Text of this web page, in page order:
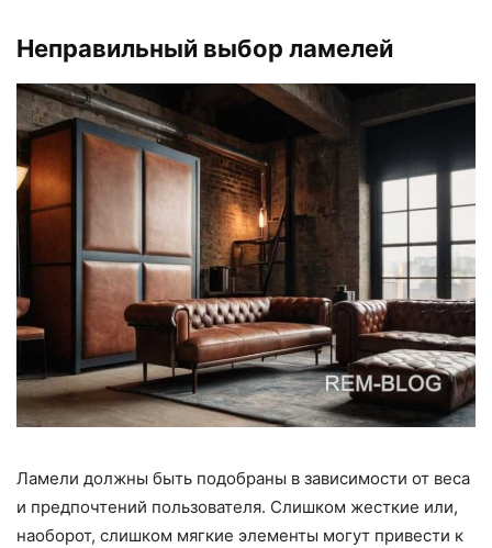
Неправильный выбор ламелей
Ламели должны быть подобраны в зависимости от веса
и предпочтений пользователя. Слишком жесткие или,
наоборот, слишком мягкие элементы могут привести к